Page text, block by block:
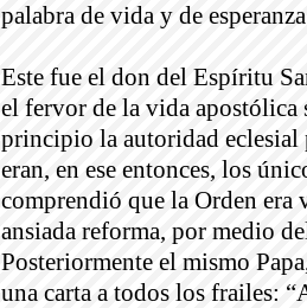
palabra de vida y de
Este fue el don del Espíritu
el fervor de la vida apostólica
principio la autoridad eclesial
eran, en ese entonces, los
comprendió que la Orden
ansiada reforma, por medio
Posteriormente el mismo
una carta a todos los frailes: